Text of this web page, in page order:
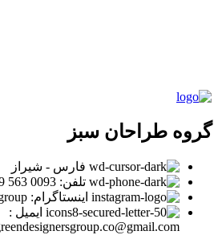
گروه طراحان سبز
فارس - شیراز
تلفن: 0093 563 0939
اینستاگرام: greendesignersgroup@
ایمیل :